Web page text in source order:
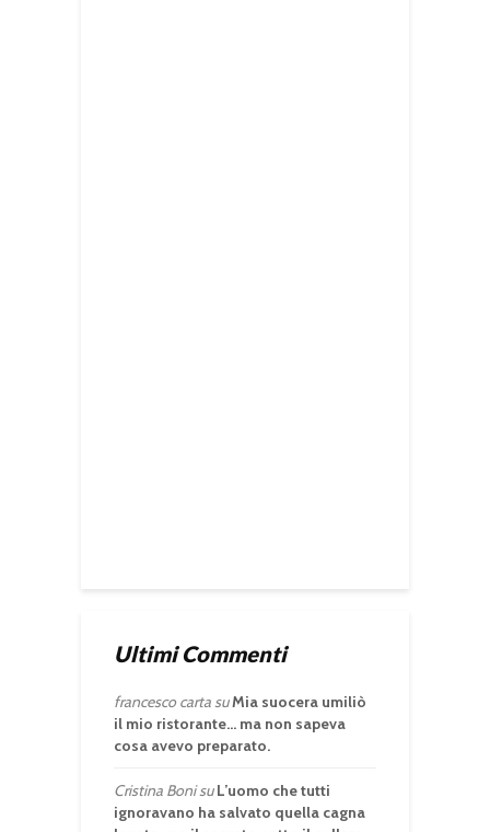
Ultimi Commenti
francesco cartasuMia suocera umiliò
il mio ristorante… ma non sapeva
cosa avevo preparato.
Cristina BonisuL’uomo che tutti
ignoravano ha salvato quella cagna